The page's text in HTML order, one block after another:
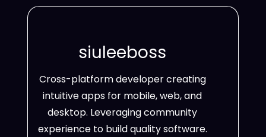
siuleeboss
Cross-platform developer creating
intuitive apps for mobile, web, and
desktop. Leveraging community
experience to build quality software.